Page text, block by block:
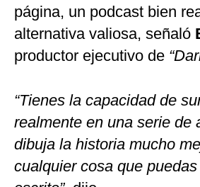
página, un podcast bien
alternativa valiosa, señaló
productor ejecutivo de
“Tienes la capacidad de
realmente en una serie de
dibuja la historia mucho
cualquier cosa que